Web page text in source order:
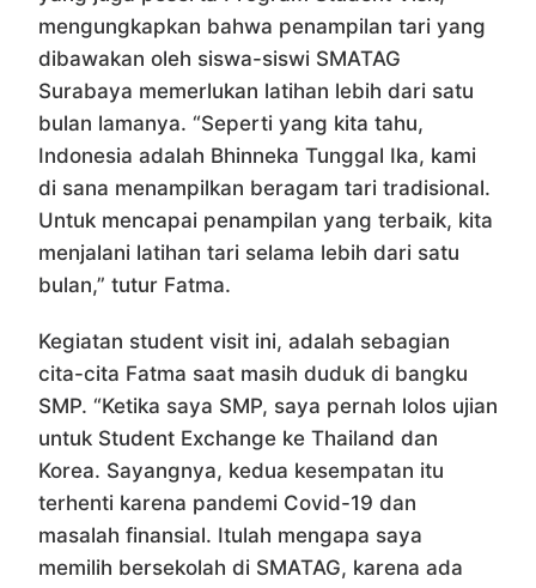
mengungkapkan bahwa penampilan tari yang
dibawakan oleh siswa-siswi SMATAG
Surabaya memerlukan latihan lebih dari satu
bulan lamanya. “Seperti yang kita tahu,
Indonesia adalah Bhinneka Tunggal Ika, kami
di sana menampilkan beragam tari tradisional.
Untuk mencapai penampilan yang terbaik, kita
menjalani latihan tari selama lebih dari satu
bulan,” tutur Fatma.
Kegiatan student visit ini, adalah sebagian
cita-cita Fatma saat masih duduk di bangku
SMP. “Ketika saya SMP, saya pernah lolos ujian
untuk Student Exchange ke Thailand dan
Korea. Sayangnya, kedua kesempatan itu
terhenti karena pandemi Covid-19 dan
masalah finansial. Itulah mengapa saya
memilih bersekolah di SMATAG, karena ada